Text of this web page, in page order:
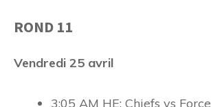
ROND 11
Vendredi 25 avril
3:05 AM HE: Chiefs vs Force